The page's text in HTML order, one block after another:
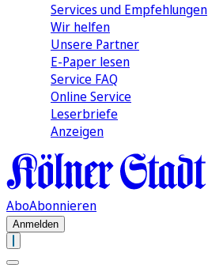
Services und Empfehlungen
Wir helfen
Unsere Partner
E-Paper lesen
Service FAQ
Online Service
Leserbriefe
Anzeigen
AboAbonnieren
Anmelden